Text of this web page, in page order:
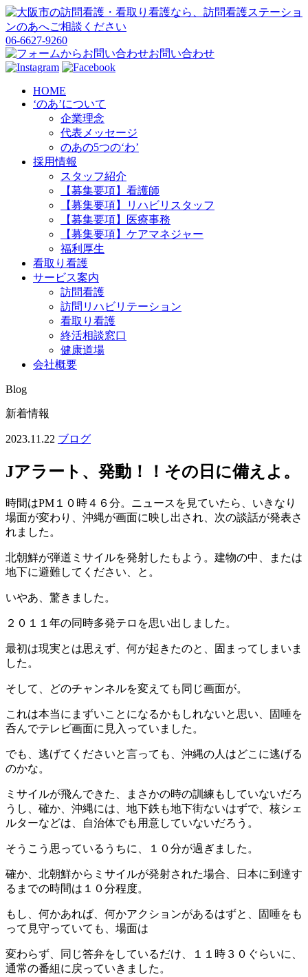
06-6627-9260
お問い合わせ
HOME
‘のあ’について
企業理念
代表メッセージ
のあの5つの‘わ’
採用情報
スタッフ紹介
【募集要項】看護師
【募集要項】リハビリスタッフ
【募集要項】医療事務
【募集要項】ケアマネジャー
福利厚生
看取り看護
サービス案内
訪問看護
訪問リハビリテーション
看取り看護
終活相談窓口
健康道場
会社概要
Blog
新着情報
2023.11.22 ブログ
Jアラート、発動！！その日に備えよ。
時間はPM１０時４６分。ニュースを見ていたら、いきなり
場面が変わり、沖縄が画面に映し出され、次の談話が発表さ
れました。
北朝鮮が弾道ミサイルを発射したもよう。建物の中、または
地下に避難してください、と。
いやあ、驚きました。
２０１１年の同時多発テロを思い出しました。
最初は現実とは思えず、何が起きたのと、固まってしまいま
した。
そして、どのチャンネルを変えても同じ画面が。
これは本当にまずいことになるかもしれないと思い、固唾を
呑んでテレビ画面に見入っていました。
でも、逃げてくださいと言っても、沖縄の人はどこに逃げる
のかな。
ミサイルが飛んできた、まさかの時の訓練もしていないだろ
うし、確か、沖縄には、地下鉄も地下街ないはずで、核シェ
ルターなどは、自治体でも用意していないだろう。
そうこう思っているうちに、１０分が過ぎました。
確か、北朝鮮からミサイルが発射された場合、日本に到達す
るまでの時間は１０分程度。
もし、何かあれば、何かアクションがあるはずと、固唾をも
って見守っていても、場面は
変わらず、同じ答弁をしているだけ、１１時３０ぐらいに、
通常の番組に戻っていきました。